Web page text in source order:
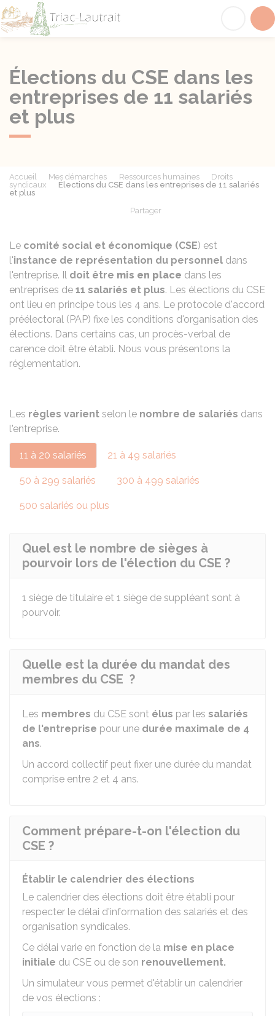
Élections du CSE dans les
entreprises de 11 salariés
et plus
Accueil Mes démarches Ressources humaines
Droits
syndicaux
Élections du CSE dans les entreprises de 11 salariés
et plus
Partager
Le comité social et économique (CSE) est
l'instance de représentation du personnel dans
l'entreprise. Il doit être mis en place dans les
entreprises de 11 salariés et plus. Les élections du CSE
ont lieu en principe tous les 4 ans. Le protocole d'accord
préélectoral (PAP) fixe les conditions d'organisation des
élections. Dans certains cas, un procès-verbal de
carence doit être établi. Nous vous présentons la
réglementation.
Les règles varient selon le nombre de salariés dans
l'entreprise.
11 à 20 salariés 21 à 49 salariés
50 à 299 salariés 300 à 499 salariés
500 salariés ou plus
Quel est le nombre de sièges à
pourvoir lors de l'élection du CSE ?
1 siège de titulaire et 1 siège de suppléant sont à
pourvoir.
Quelle est la durée du mandat des
membres du CSE ?
Les membres du CSE sont élus par les salariés
de l'entreprise pour une durée maximale de 4
ans.
Un accord collectif peut fixer une durée du mandat
comprise entre 2 et 4 ans.
Comment prépare-t-on l'élection du
CSE ?
Établir le calendrier des élections
Le calendrier des élections doit être établi pour
respecter le délai d'information des salariés et des
organisation syndicales.
Ce délai varie en fonction de la mise en place
initiale du CSE ou de son renouvellement.
Un simulateur vous permet d'établir un calendrier
de vos élections :